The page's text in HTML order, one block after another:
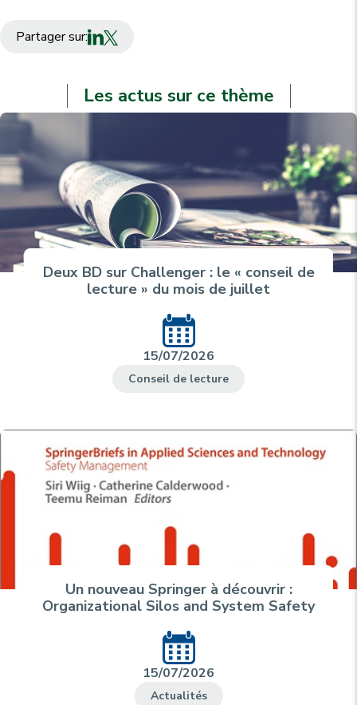
Partager sur:
Les actus sur ce thème
Deux BD sur Challenger : le « conseil de
lecture » du mois de juillet
15/07/2026
Conseil de lecture
Un nouveau Springer à découvrir :
Organizational Silos and System Safety
15/07/2026
Actualités